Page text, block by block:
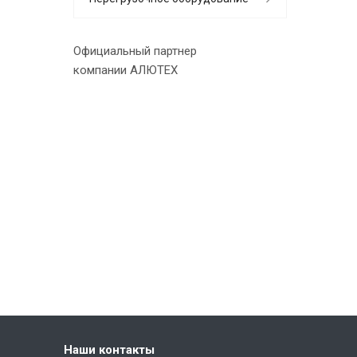
Официальный партнер
компании АЛЮТЕХ
Наши контакты